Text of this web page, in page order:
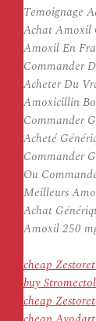
Temoignage
Achat Amoxil
Amoxil En
Commander
Acheter Du
Amoxicillin
Commander
Acheté
Commander
Ou
Meilleurs
Achat
Amoxil 250
cheap
buy Stromectol
cheap